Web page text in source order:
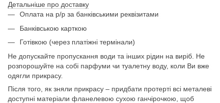
Детальніше про доставку
Оплата на р/р за банківськими реквізитами
Банківською карткою
Готівкою (через платіжні термінали)
Не допускайте пропускання води та інших рідин на виріб. Не
розпорошуйте на собі парфуми чи туалетну воду, коли Ви вже
одягли прикрасу.
Після того, як зняли прикрасу – придбати протерті всі металеві
доступні матеріали фланелевою сухою ганчірочкою, щоб